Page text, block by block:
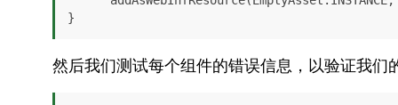
}
然后我们测试每个组件的错误信息，以验证我们